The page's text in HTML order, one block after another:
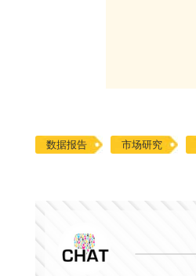
数据报告 市场研究